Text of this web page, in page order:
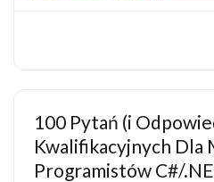
100 Pytań (i
Kwalifikacyjnych Dla
Programistów C#/